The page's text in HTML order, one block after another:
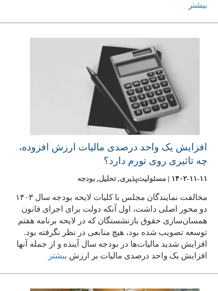
بیشتر
افزایش یک واحد درصدی مالیات ارزش افزوده،
چه تاثیری روی تورم دارد؟
۱۴۰۲-۱۱-۱۱ |مسئولیت‌پذیری,تحلیل,بودجه
مخالفت نمایندگان مجلس با کلیات لایحه بودجه سال ۱۴۰۳
دو محور اصلی داشت، اول آنکه دولت برای اجرای قانون
همسان‌سازی حقوق بازنشستگان که در لایحه برنامه هفتم
توسعه تصویب شده بود، هیچ منابعی در نظر نگرفته بود.
افزایش شدید مالیات‌ها در بودجه سال آینده و از جمله آنها
افزایش یک واحد درصدی مالیات بر ارزش بیشتر